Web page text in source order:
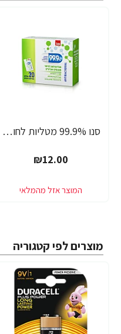
סנו 99.9% מטליות לחות אישיות לחיטוי משטחים ואביזרים - 20 מגבונים
₪12.00
מוצרים לפי קטגוריה